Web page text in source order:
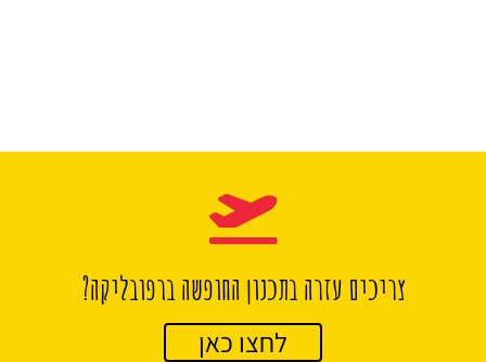
צריכים עזרה בתכנון החופשה ברפובליקה?
לחצו כאן